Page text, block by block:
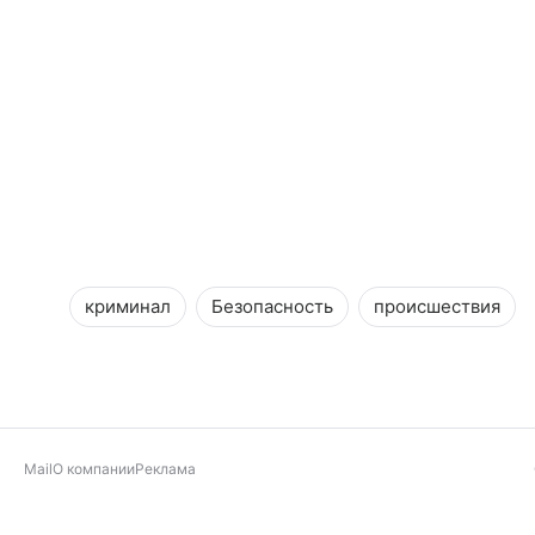
криминал Безопасность происшествия
MailО компанииРеклама